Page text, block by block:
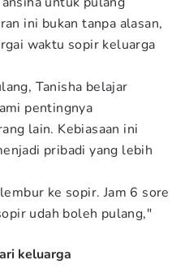
ini bukan tanpa alasan,
waktu sopir keluarga
Tanisha belajar
pentingnya
lain. Kebiasaan ini
pribadi yang lebih
ke sopir. Jam 6 sore
udah boleh pulang,"
keluarga